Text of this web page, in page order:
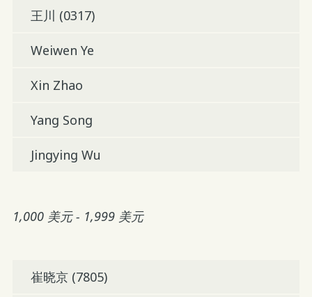
王川 (0317)
Weiwen Ye
Xin Zhao
Yang Song
Jingying Wu
1,000 美元 - 1,999 美元
崔晓京 (7805)